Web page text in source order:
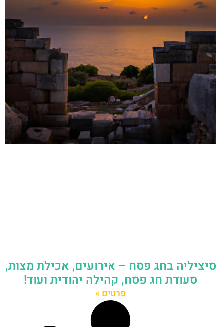
סיציליה בחג פסח – אירועים, אכילת מצות,
סעודת חג פסח, קהילה יהודית ועוד!
פרטים »